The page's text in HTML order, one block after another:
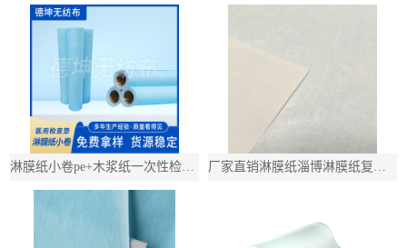
淋膜纸小卷pe+木浆纸一次性检查垫医用垫单淋膜木浆纸防滑垫 厂家直销淋膜纸淄博淋膜纸复合山东无尘纸淋膜